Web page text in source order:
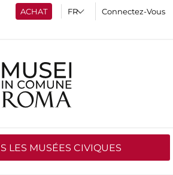
ACHAT Connectez-Vous
LES MUSÉES CIVIQUES